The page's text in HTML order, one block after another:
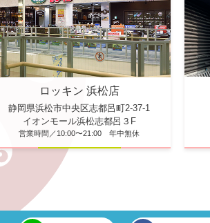
ロッキン 浜松店
静岡県浜松市中央区志都呂町2-37-1
イオンモール浜松志都呂３F
営業時間／10:00〜21:00 年中無休